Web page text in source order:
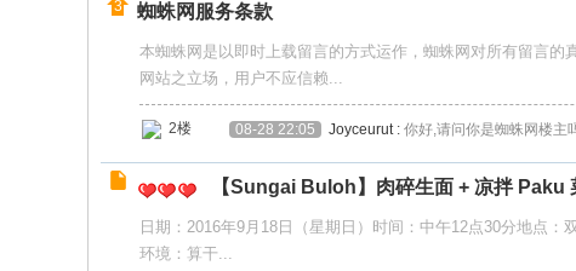
蜘蛛网服务条款
本蜘蛛网是以即时上载留言的方式运作，蜘蛛网对所有留言
网站之立场，用户不应信赖...
2楼 08-28 22:05 Joyceurut: 你好,请问你是蜘蛛网楼主
【Sungai Buloh】肉碎生面 + 凉拌 Paku
日期：2016年9月18日（星期日）时间：中午12点30分地点
环境：算干...